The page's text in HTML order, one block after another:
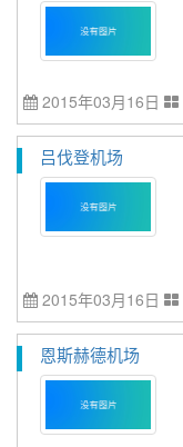
2015年03月16日
吕伐登机场
2015年03月16日
恩斯赫德机场